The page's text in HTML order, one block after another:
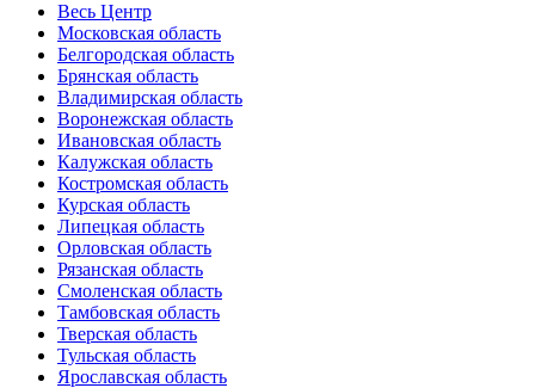
Весь Центр
Московская область
Белгородская область
Брянская область
Владимирская область
Воронежская область
Ивановская область
Калужская область
Костромская область
Курская область
Липецкая область
Орловская область
Рязанская область
Смоленская область
Тамбовская область
Тверская область
Тульская область
Ярославская область